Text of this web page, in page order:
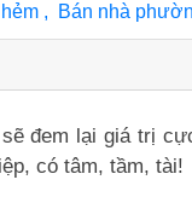
hẻm , Bán nhà
đem lại giá trị
có tâm, tầm, tài!